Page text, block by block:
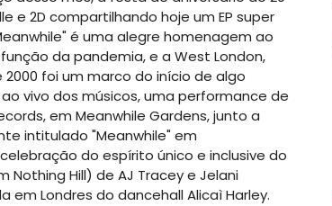
e 2D compartilhando hoje um EP super
é uma alegre homenagem ao
da pandemia, e a West London,
foi um marco do início de algo
vivo dos músicos, uma performance de
em Meanwhile Gardens, junto a
intitulado "Meanwhile" em
do espírito único e inclusive do
Hill) de AJ Tracey e Jelani
Londres do dancehall Alicaì Harley.